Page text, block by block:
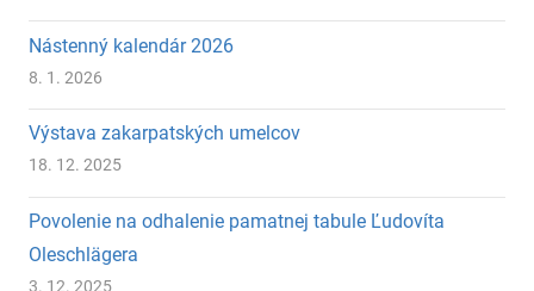
Nástenný kalendár 2026
8. 1. 2026
Výstava zakarpatských umelcov
18. 12. 2025
Povolenie na odhalenie pamatnej tabule Ľudovíta
Oleschlägera
3. 12. 2025